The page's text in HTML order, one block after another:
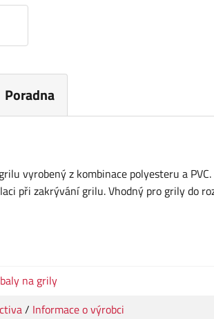
Poradna
vyrobený z kombinace polyesteru a
při zakrývání grilu. Vhodný pro grily do
na grily
/ Informace o výrobci